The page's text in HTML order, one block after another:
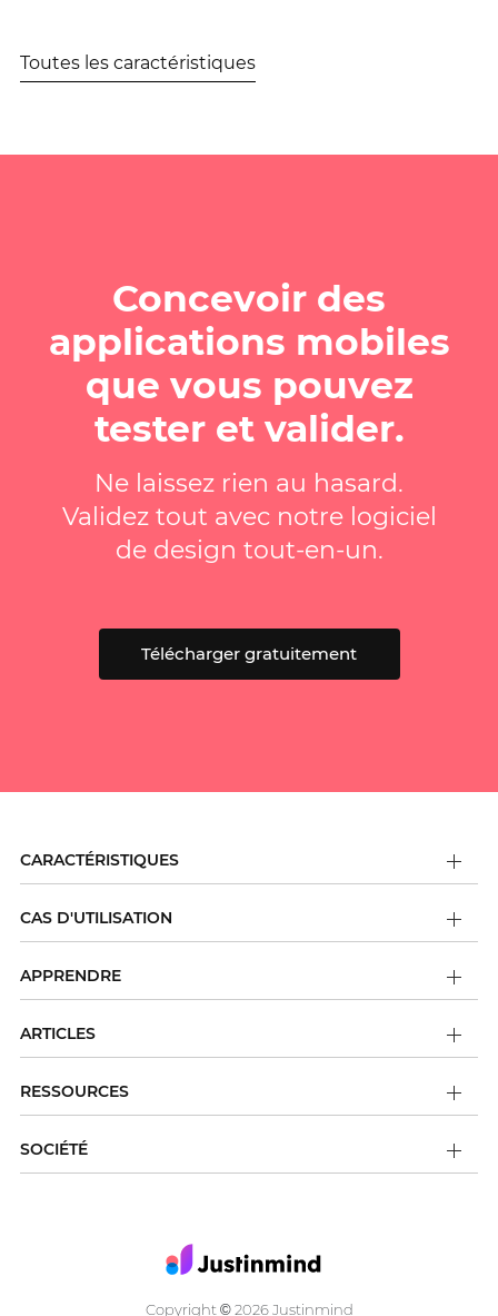
Toutes les caractéristiques
Concevoir des
applications mobiles
que vous pouvez
tester et valider.
Ne laissez rien au hasard.
Validez tout avec notre logiciel
de design tout-en-un.
Télécharger gratuitement
CARACTÉRISTIQUES
CAS D'UTILISATION
APPRENDRE
ARTICLES
RESSOURCES
SOCIÉTÉ
Copyright ©2026 Justinmind